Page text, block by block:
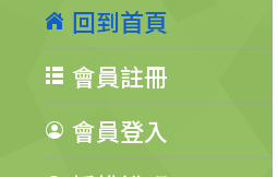
回到首頁
會員註冊
會員登入